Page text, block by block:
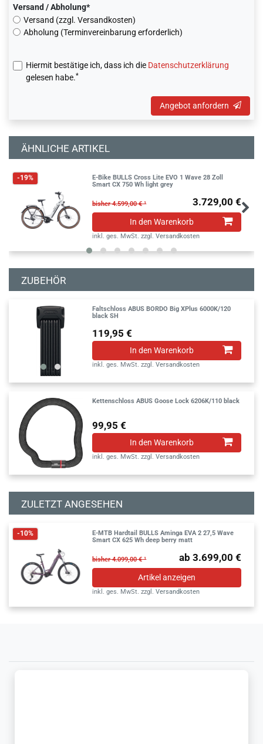
Versand / Abholung*
Versand (zzgl. Versandkosten)
Abholung (Terminvereinbarung erforderlich)
Hiermit bestätige ich, dass ich die Daten­schutz­erklärung
gelesen habe.*
Angebot anfordern
ÄHNLICHE ARTIKEL
-19%
E-Bike BULLS Cross Lite EVO 1 Wave 28 Zoll
Smart CX 750 Wh light grey
bisher 4.599,00 € ¹ 3.729,00 €
In den Warenkorb
inkl. ges. MwSt. zzgl.Versandkosten
ZUBEHÖR
Faltschloss ABUS BORDO Big XPlus 6000K/120
black SH
119,95 €
In den Warenkorb
inkl. ges. MwSt. zzgl.Versandkosten
Kettenschloss ABUS Goose Lock 6206K/110 black
99,95 €
In den Warenkorb
inkl. ges. MwSt. zzgl.Versandkosten
ZULETZT ANGESEHEN
-10%
E-MTB Hardtail BULLS Aminga EVA 2 27,5 Wave
Smart CX 625 Wh deep berry matt
bisher 4.099,00 € ¹ ab 3.699,00 €
Artikel anzeigen
inkl. ges. MwSt. zzgl.Versandkosten